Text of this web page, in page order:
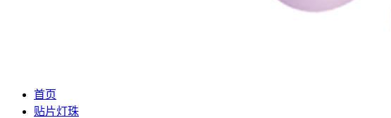
首页
贴片灯珠